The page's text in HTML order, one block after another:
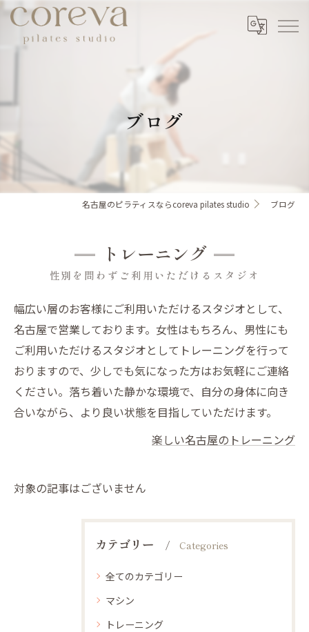
ブログ
名古屋のピラティスならcoreva pilates studio ブログ
トレーニング
性別を問わずご利用いただけるスタジオ
幅広い層のお客様にご利用いただけるスタジオとして、
名古屋で営業しております。女性はもちろん、男性にも
ご利用いただけるスタジオとしてトレーニングを行って
おりますので、少しでも気になった方はお気軽にご連絡
ください。落ち着いた静かな環境で、自分の身体に向き
合いながら、より良い状態を目指していただけます。
楽しい名古屋のトレーニング
対象の記事はございません
カテゴリー Categories
全てのカテゴリー
マシン
トレーニング